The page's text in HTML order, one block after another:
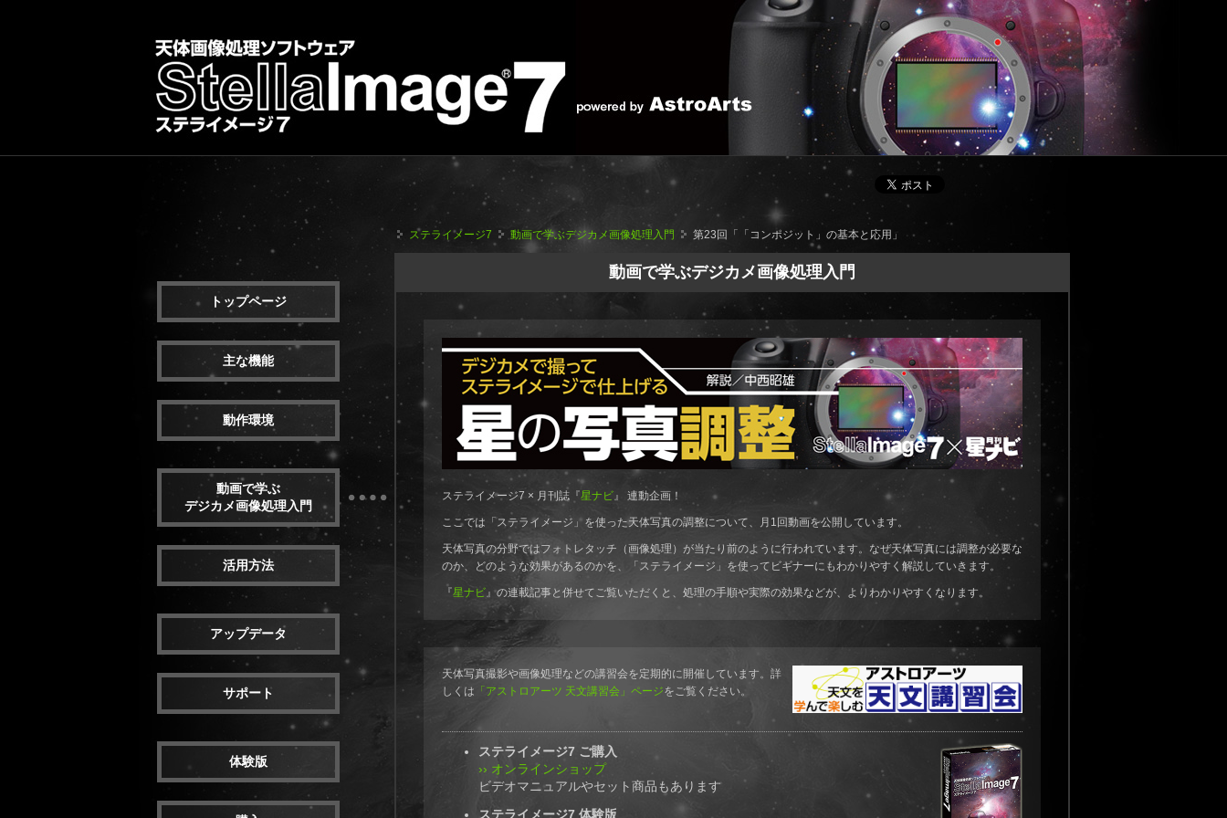
トップページ
主な機能
動作環境
動画で学ぶ
デジカメ画像処理入門
活用方法
アップデータ
サポート
体験版
ステライメージ7 動画で学ぶデジカメ画像処理入門 第23回「「コンポジット」の基本と応用」
動画で学ぶデジカメ画像処理入門
ステライメージ7 × 月刊誌『星ナビ 』 連動企画！
ここでは「ステライメージ」を使った天体写真の調整について、月1回動画を公開しています。
天体写真の分野ではフォトレタッチ（画像処理）が当たり前のように行われています。なぜ天体写真には調整が必要な
のか、どのような効果があるのかを、「ステライメージ」を使ってビギナーにもわかりやすく解説していきます。
『星ナビ 』の連載記事と併せてご覧いただくと、処理の手順や実際の効果などが、よりわかりやすくなります。
天体写真撮影や画像処理などの講習会を定期的に開催しています。詳
しくは 「アストロアーツ 天文講習会」ページをご覧ください。
ステライメージ7 ご購入
›› オンラインショップ
ビデオマニュアルやセット商品もあります
ステライメージ7 体験版